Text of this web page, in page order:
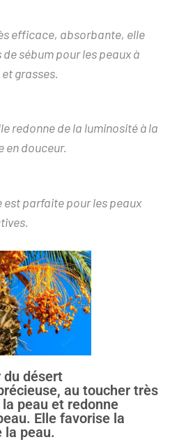
efficace, absorbante, elle
de sébum pour les peaux à
grasses.
redonne de la luminosité à la
en douceur.
est parfaite pour les peaux
du désert
au toucher très
peau et redonne
Elle favorise la
la peau.